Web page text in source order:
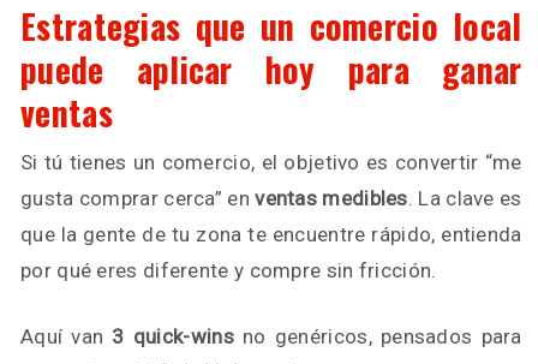
Estrategias que un comercio local
puede aplicar hoy para ganar
ventas
Si tú tienes un comercio, el objetivo es convertir “me
gusta comprar cerca” enventas medibles. La clave es
que la gente de tu zona te encuentre rápido, entienda
por qué eres diferente y compre sin fricción.
Aquí van 3 quick-winsno genéricos, pensados para